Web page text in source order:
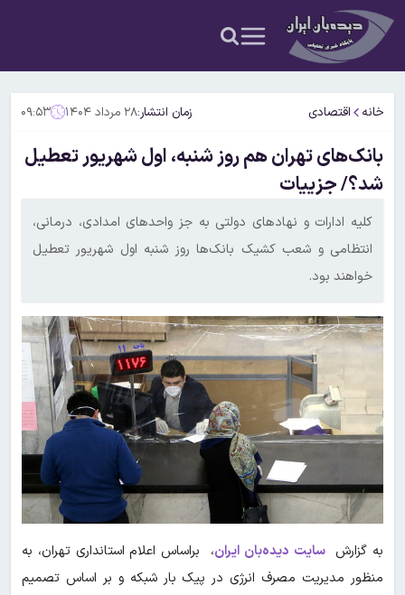
خانه اقتصادی زمان انتشار:۲۸ مرداد ۱۴۰۴ ۰۹:۵۳
بانک‌های تهران هم روز شنبه، اول شهریور تعطیل
شد؟/ جزییات
کلیه ادارات و نهادهای دولتی به جز واحدهای امدادی، درمانی،
انتظامی و شعب کشیک بانک‌ها روز شنبه اول شهریور تعطیل
خواهند بود.
به گزارشسایت دیده‌بان ایران، براساس اعلام استانداری تهران، به
منظور مدیریت مصرف انرژی در پیک بار شبکه و بر اساس تصمیم